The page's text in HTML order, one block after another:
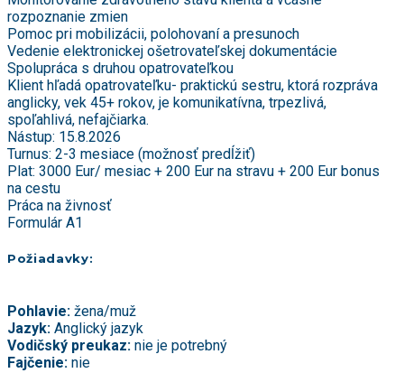
rozpoznanie zmien
Pomoc pri mobilizácii, polohovaní a presunoch
Vedenie elektronickej ošetrovateľskej dokumentácie
Spolupráca s druhou opatrovateľkou
Klient hľadá opatrovateľku- praktickú sestru, ktorá rozpráva
anglicky, vek 45+ rokov, je komunikatívna, trpezlivá,
spoľahlivá, nefajčiarka.
Nástup: 15.8.2026
Turnus: 2-3 mesiace (možnosť predĺžiť)
Plat: 3000 Eur/ mesiac + 200 Eur na stravu + 200 Eur bonus
na cestu
Práca na živnosť
Formulár A1
Požiadavky:
Pohlavie: žena/muž
Jazyk: Anglický jazyk
Vodičský preukaz: nie je potrebný
Fajčenie: nie